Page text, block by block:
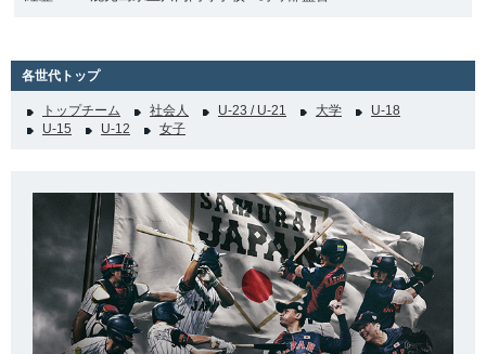
各世代トップ
トップチーム 社会人 U-23 / U-21 大学
U-18
U-15
U-12 女子